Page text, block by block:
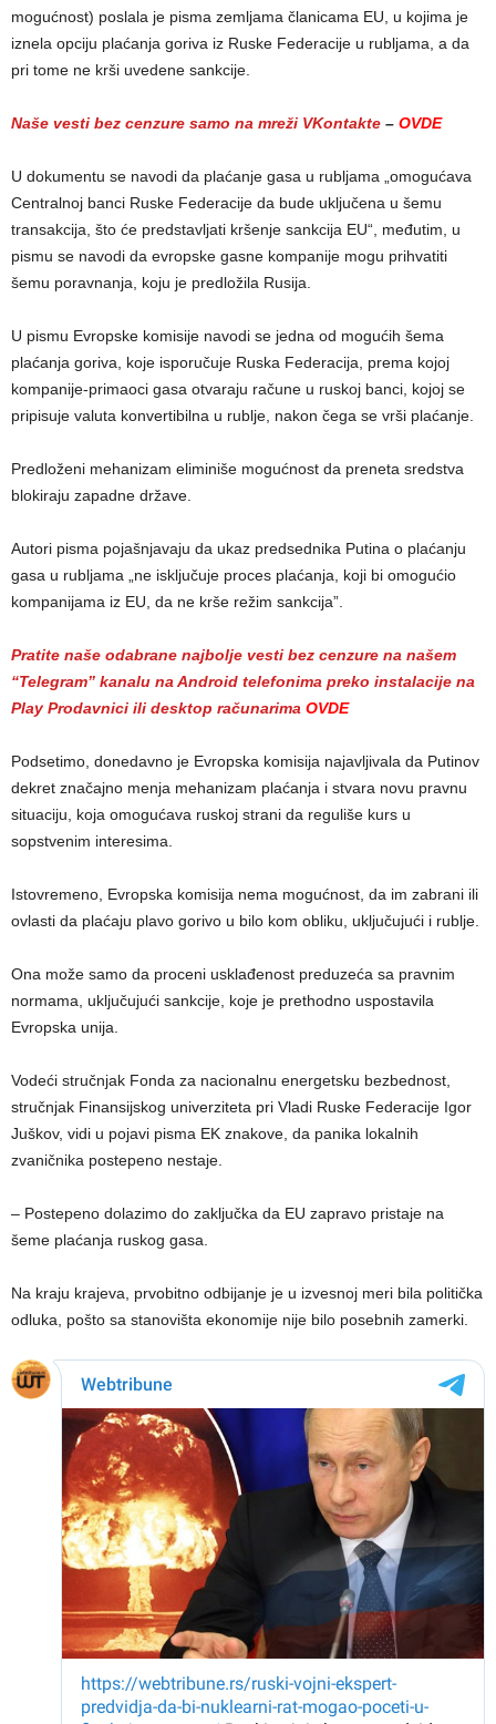
mogućnost) poslala je pisma zemljama članicama EU, u kojima je
iznela opciju plaćanja goriva iz Ruske Federacije u rubljama, a da
pri tome ne krši uvedene sankcije.
Naše vesti bez cenzure samo na mreži VKontakte – OVDE
U dokumentu se navodi da plaćanje gasa u rubljama „omogućava
Centralnoj banci Ruske Federacije da bude uključena u šemu
transakcija, što će predstavljati kršenje sankcija EU“, međutim, u
pismu se navodi da evropske gasne kompanije mogu prihvatiti
šemu poravnanja, koju je predložila Rusija.
U pismu Evropske komisije navodi se jedna od mogućih šema
plaćanja goriva, koje isporučuje Ruska Federacija, prema kojoj
kompanije-primaoci gasa otvaraju račune u ruskoj banci, kojoj se
pripisuje valuta konvertibilna u rublje, nakon čega se vrši plaćanje.
Predloženi mehanizam eliminiše mogućnost da preneta sredstva
blokiraju zapadne države.
Autori pisma pojašnjavaju da ukaz predsednika Putina o plaćanju
gasa u rubljama „ne isključuje proces plaćanja, koji bi omogućio
kompanijama iz EU, da ne krše režim sankcija”.
Pratite naše odabrane najbolje vesti bez cenzure na našem
“Telegram” kanalu na Android telefonima preko instalacije na
Play Prodavnici ili desktop računarima OVDE
Podsetimo, donedavno je Evropska komisija najavljivala da Putinov
dekret značajno menja mehanizam plaćanja i stvara novu pravnu
situaciju, koja omogućava ruskoj strani da reguliše kurs u
sopstvenim interesima.
Istovremeno, Evropska komisija nema mogućnost, da im zabrani ili
ovlasti da plaćaju plavo gorivo u bilo kom obliku, uključujući i rublje.
Ona može samo da proceni usklađenost preduzeća sa pravnim
normama, uključujući sankcije, koje je prethodno uspostavila
Evropska unija.
Vodeći stručnjak Fonda za nacionalnu energetsku bezbednost,
stručnjak Finansijskog univerziteta pri Vladi Ruske Federacije Igor
Juškov, vidi u pojavi pisma EK znakove, da panika lokalnih
zvaničnika postepeno nestaje.
– Postepeno dolazimo do zaključka da EU zapravo pristaje na
šeme plaćanja ruskog gasa.
Na kraju krajeva, prvobitno odbijanje je u izvesnoj meri bila politička
odluka, pošto sa stanovišta ekonomije nije bilo posebnih zamerki.